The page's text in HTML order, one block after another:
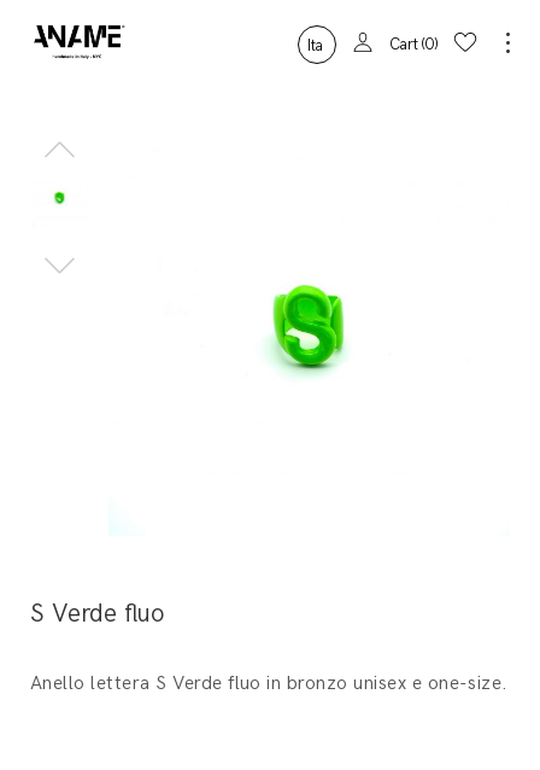
Ita Cart 0
S Verde fluo
Anello lettera S Verde fluo in bronzo unisex e one-size.